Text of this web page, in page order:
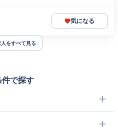
気になる
をすべて見る
件で探す